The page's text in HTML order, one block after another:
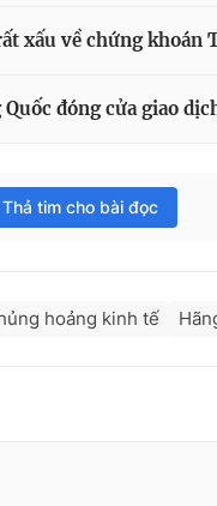
xấu về chứng khoán
đóng cửa giao
tim cho bài đọc
hoảng kinh tế